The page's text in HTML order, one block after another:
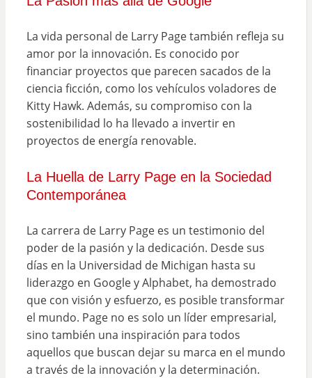
La vida personal de Larry Page también refleja su
amor por la innovación. Es conocido por
financiar proyectos que parecen sacados de la
ciencia ficción, como los vehículos voladores de
Kitty Hawk. Además, su compromiso con la
sostenibilidad lo ha llevado a invertir en
proyectos de energía renovable.
La Huella de Larry Page en la Sociedad
Contemporánea
La carrera de Larry Page es un testimonio del
poder de la pasión y la dedicación. Desde sus
días en la Universidad de Michigan hasta su
liderazgo en Google y Alphabet, ha demostrado
que con visión y esfuerzo, es posible transformar
el mundo. Page no es solo un líder empresarial,
sino también una inspiración para todos
aquellos que buscan dejar su marca en el mundo
a través de la innovación y la determinación.